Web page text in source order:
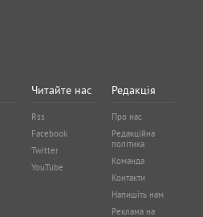
Читайте нас
Rss
Facebook
Twitter
YouTube
Редакція
Про нас
Редакційна
політика
Команда
Контакти
Напишіть нам
Реклама на